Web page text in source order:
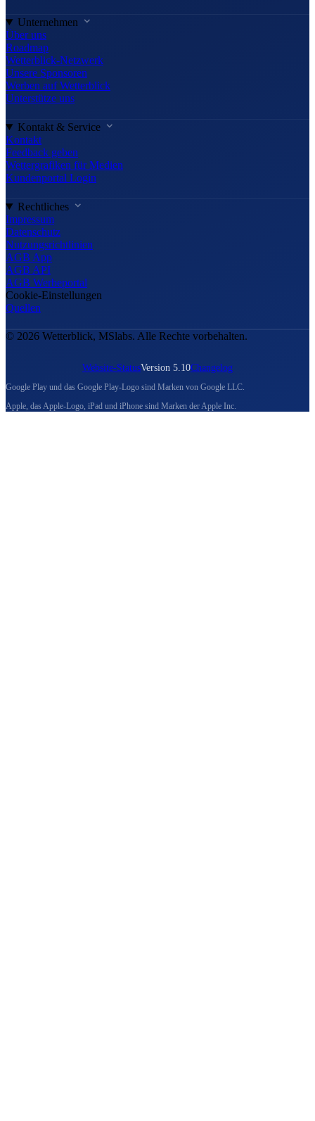
Unternehmen
Über uns
Roadmap
Wetterblick-Netzwerk
Unsere Sponsoren
Werben auf Wetterblick
Unterstütze uns
Kontakt & Service
Kontakt
Feedback geben
Wettergrafiken für Medien
Kundenportal Login
Rechtliches
Impressum
Datenschutz
Nutzungsrichtlinien
AGB App
AGB API
AGB Werbeportal
Cookie-Einstellungen
Quellen
© 2026 Wetterblick, MSlabs. Alle Rechte vorbehalten.
Website-StatusVersion 5.10Changelog
Google Play und das Google Play-Logo sind Marken von Google LLC.
Apple, das Apple-Logo, iPad und iPhone sind Marken der Apple Inc.